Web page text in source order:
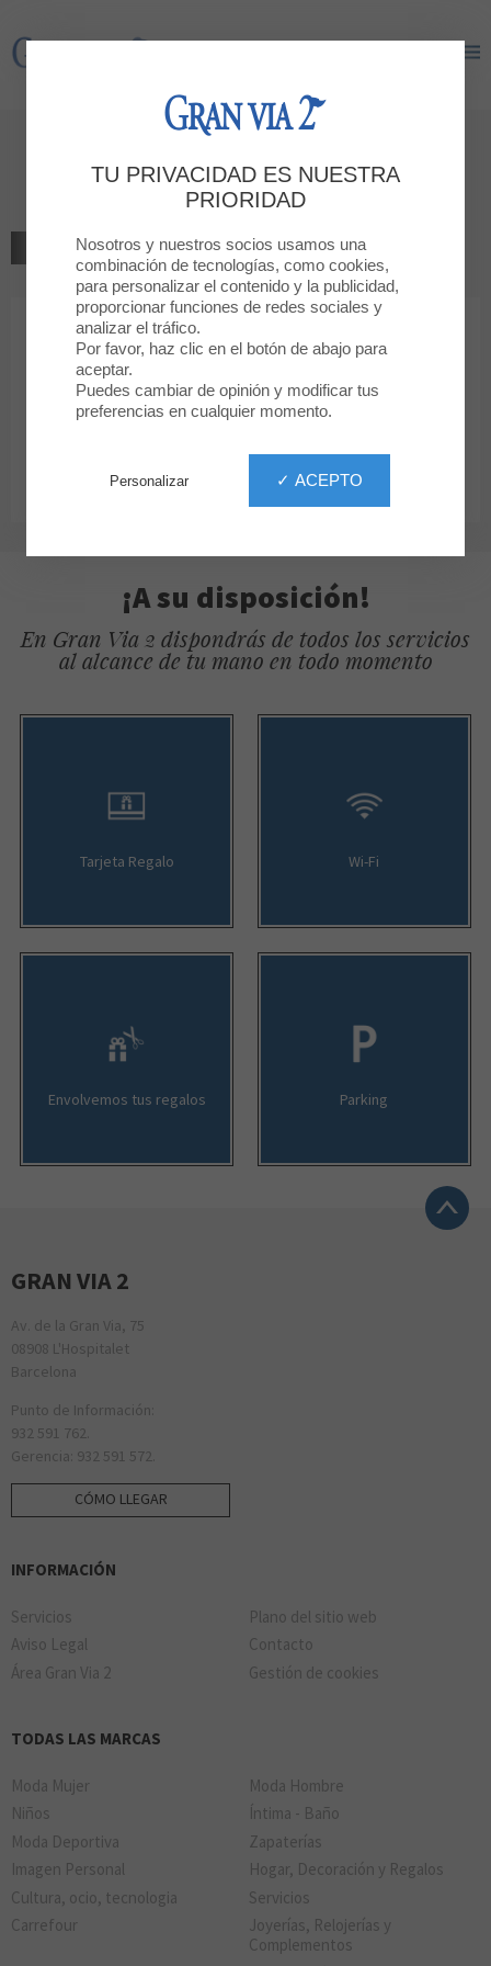
Gran Via 2
DEPORTE
VOLVER AL LISTADO
TORNEO DE TENIS DE MESA TODO DEPORTE
6 JUN. 2026
Torneo de tenis de mesa TODO DEPORTE
¡A su disposición!
En Gran Via 2 dispondrás de todos los servicios
al alcance de tu mano en todo momento
Tarjeta Regalo Wi-Fi
Envolvemos tus regalos Parking
GRAN VIA 2
Av. de la Gran Via, 75
08908 L'Hospitalet
Barcelona
Punto de Información:
932 591 762.
Gerencia: 932 591 572.
CÓMO LLEGAR
INFORMACIÓN
Servicios
Plano del sitio web
Aviso Legal
Contacto
Área Gran Via 2
Gestión de cookies
TODAS LAS MARCAS
Moda Mujer
Moda Hombre
Niños
Íntima - Baño
Moda Deportiva
Zapaterías
Imagen Personal
Hogar, Decoración y Regalos
Cultura, ocio, tecnologia
Servicios
Carrefour
Joyerías, Relojerías y
Complementos
TU PRIVACIDAD ES NUESTRA
PRIORIDAD
Nosotros y nuestros socios usamos una
combinación de tecnologías, como cookies,
para personalizar el contenido y la publicidad,
proporcionar funciones de redes sociales y
analizar el tráfico.
Por favor, haz clic en el botón de abajo para
aceptar.
Puedes cambiar de opinión y modificar tus
preferencias en cualquier momento.
✓ ACEPTO
Personalizar